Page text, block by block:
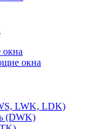
окна
LWK, LDK)
(DWK)